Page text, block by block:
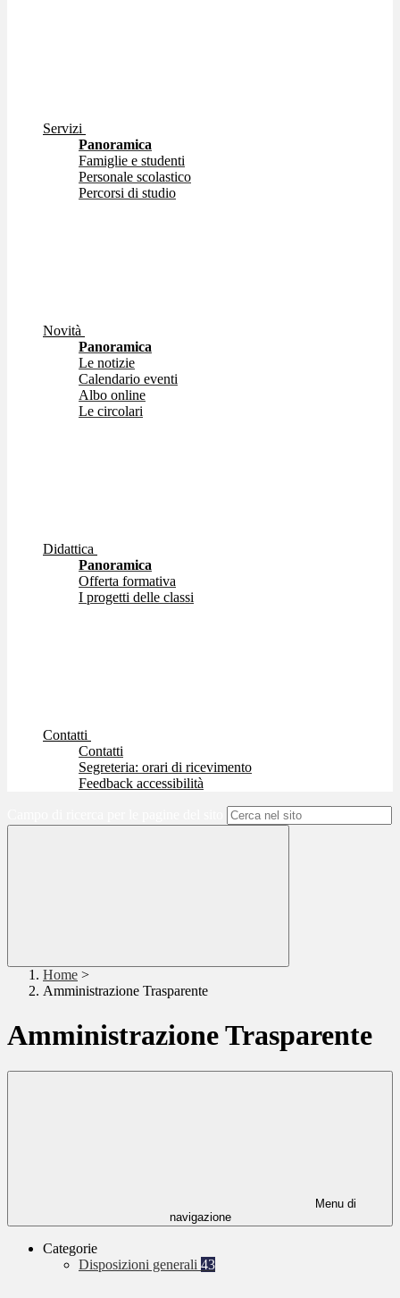
Servizi
Panoramica
Famiglie e studenti
Personale scolastico
Percorsi di studio
Novità
Panoramica
Le notizie
Calendario eventi
Albo online
Le circolari
Didattica
Panoramica
Offerta formativa
I progetti delle classi
Contatti
Contatti
Segreteria: orari di ricevimento
Feedback accessibilità
Home >
Amministrazione Trasparente
Amministrazione Trasparente
Menu di
navigazione
Categorie
Disposizioni generali 43